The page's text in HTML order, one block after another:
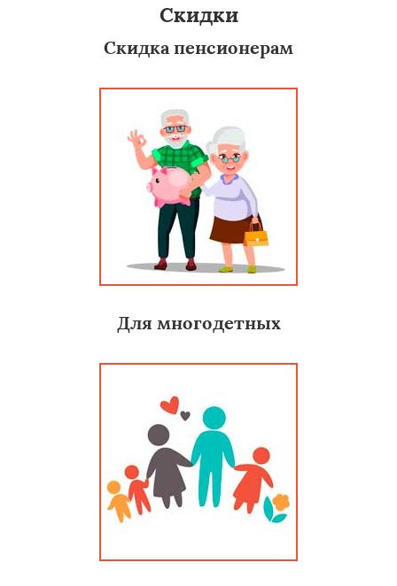
Скидки
Скидка пенсионерам
Для многодетных